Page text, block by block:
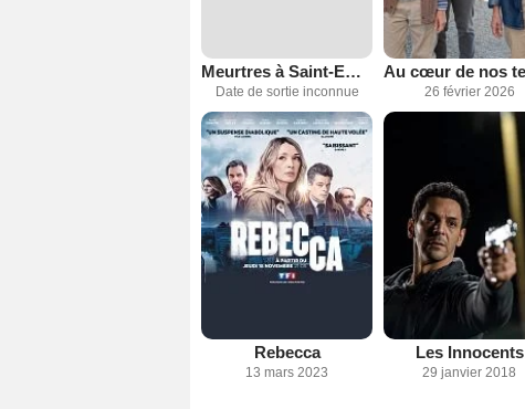
Meurtres à Saint-Emilion
Date de sortie inconnue 26 février 2026
Rebecca
13 mars 2023
Les Innocents
29 janvier 2018